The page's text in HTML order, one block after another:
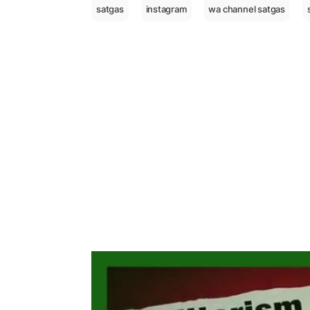
satgas instagram wa channel satgas